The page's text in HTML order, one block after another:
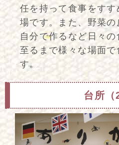
任を持って食事をす
場です。また、野菜
自分で作るなど日々
至るまで様々な場面で
す。
台所（